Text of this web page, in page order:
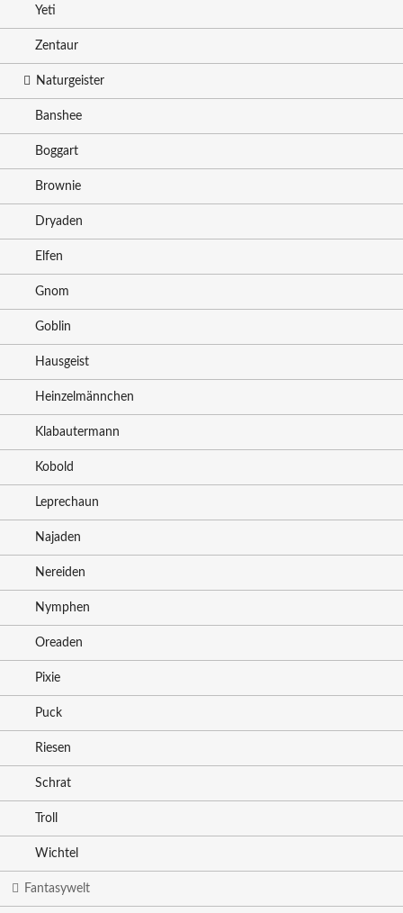
Yeti
Zentaur
Naturgeister
Banshee
Boggart
Brownie
Dryaden
Elfen
Gnom
Goblin
Hausgeist
Heinzelmännchen
Klabautermann
Kobold
Leprechaun
Najaden
Nereiden
Nymphen
Oreaden
Pixie
Puck
Riesen
Schrat
Troll
Wichtel
Fantasywelt